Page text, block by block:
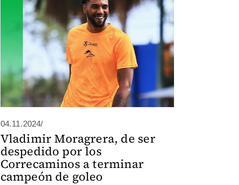
04.11.2024/
Vladimir Moragrera, de ser
despedido por los
Correcaminos a terminar
campeón de goleo